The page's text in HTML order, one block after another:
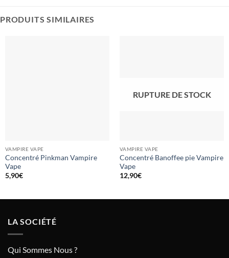
PRODUITS SIMILAIRES
VAMPIRE VAPE
Concentré Pinkman Vampire
Vape
5,90€
RUPTURE DE STOCK
VAMPIRE VAPE
Concentré Banoffee pie Vampire
Vape
12,90€
LA SOCIÉTÉ
Qui Sommes Nous ?